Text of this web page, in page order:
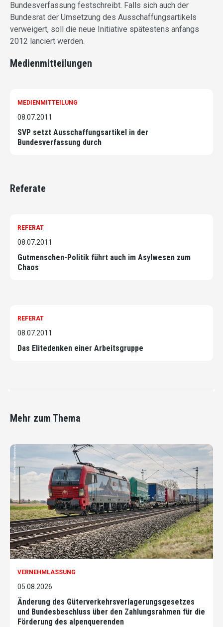
Bundesverfassung festschreibt. Falls sich auch der
Bundesrat der Umsetzung des Ausschaffungsartikels
verweigert, soll die neue Initiative spätestens anfangs
2012 lanciert werden.
Medienmitteilungen
MEDIENMITTEILUNG
08.07.2011
SVP setzt Ausschaffungsartikel in der
Bundesverfassung durch
Referate
REFERAT
08.07.2011
Gutmenschen-Politik führt auch im Asylwesen zum
Chaos
REFERAT
08.07.2011
Das Elitedenken einer Arbeitsgruppe
Mehr zum Thema
VERNEHMLASSUNG
05.08.2026
Änderung des Güterverkehrsverlagerungsgesetzes
und Bundesbeschluss über den Zahlungsrahmen für die
Förderung des alpenquerenden